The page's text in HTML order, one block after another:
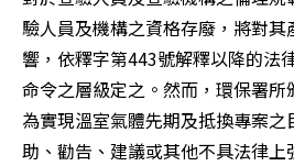
驗人員及機構之資格存廢，將對
響，依釋字第443號解釋以降的法
命令之層級定之。然而，環保署
為實現溫室氣體先期及抵換專案
助、勸告、建議或其他不具法律